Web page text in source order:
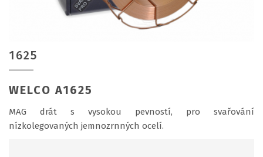
1625
WELCO A1625
MAG drát s vysokou pevností, pro svařování
nízkolegovaných jemnozrnných ocelí.